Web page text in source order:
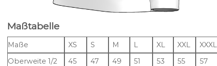
Maßtabelle
Maße XS S M L XL XXL
XXXL
Oberweite 1/2
45 47 49 51 53 55
57